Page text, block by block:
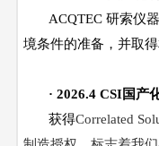
ACQTEC 研索仪
境条件的准备，并取
· 2026.4 CSI国产
获得Correlated